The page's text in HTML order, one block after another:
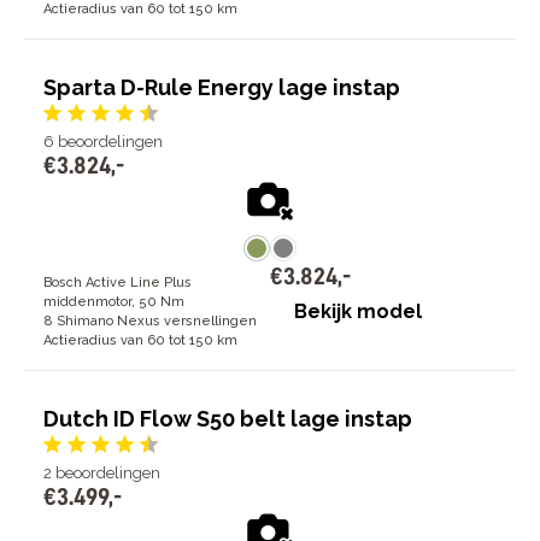
Actieradius van 60 tot 150 km
Sparta D-Rule Energy lage instap
6 beoordelingen
€3.824,-
Bosch Active Line Plus
middenmotor, 50 Nm
8 Shimano Nexus versnellingen
Actieradius van 60 tot 150 km
€3.824,-
Bekijk model
Dutch ID Flow S50 belt lage instap
2 beoordelingen
€3.499,-